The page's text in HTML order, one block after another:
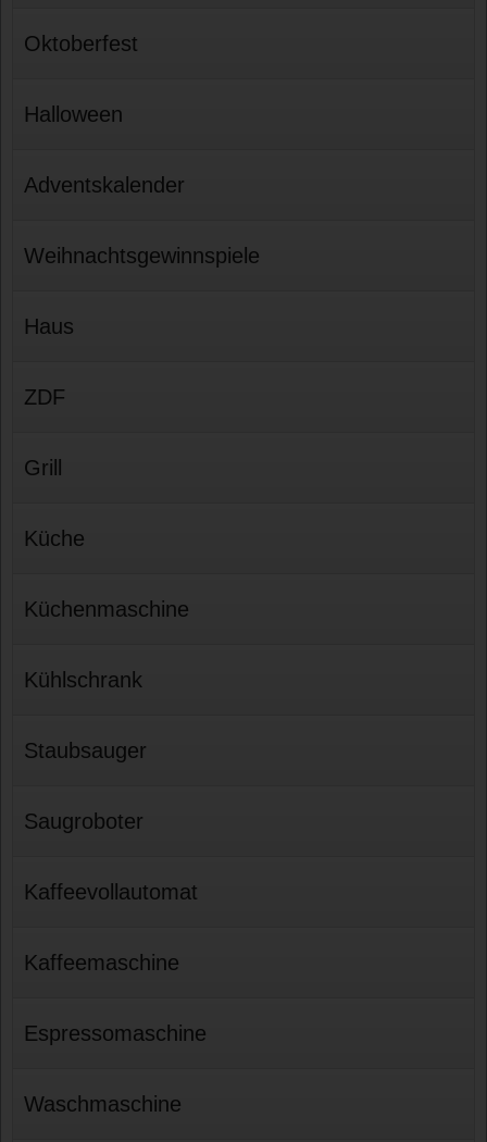
Oktoberfest
Halloween
Adventskalender
Weihnachtsgewinnspiele
Haus
ZDF
Grill
Küche
Küchenmaschine
Kühlschrank
Staubsauger
Saugroboter
Kaffeevollautomat
Kaffeemaschine
Espressomaschine
Waschmaschine